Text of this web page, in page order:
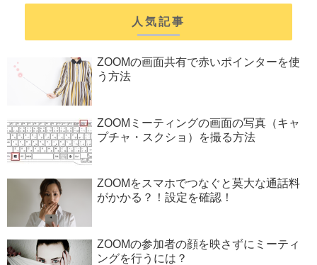
人気記事
ZOOMの画面共有で赤いポインターを使
う方法
ZOOMミーティングの画面の写真（キャ
プチャ・スクショ）を撮る方法
ZOOMをスマホでつなぐと莫大な通話料
がかかる？！設定を確認！
ZOOMの参加者の顔を映さずにミーティ
ングを行うには？